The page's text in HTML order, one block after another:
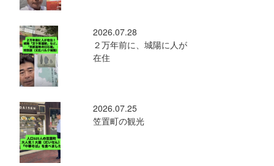
2026.07.28
２万年前に、城陽に人が
在住
2026.07.25
笠置町の観光